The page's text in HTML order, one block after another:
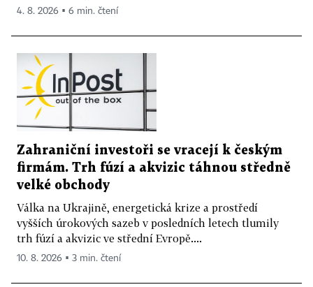
4. 8. 2026 ▪ 6 min. čtení
Zahraniční investoři se vracejí k českým
firmám. Trh fúzí a akvizic táhnou středně
velké obchody
Válka na Ukrajině, energetická krize a prostředí
vyšších úrokových sazeb v posledních letech tlumily
trh fúzí a akvizic ve střední Evropě....
10. 8. 2026 ▪ 3 min. čtení